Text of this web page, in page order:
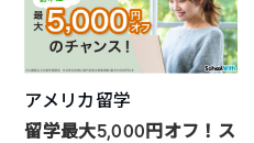
アメリカ留学
留学最大5,000円オフ！ス